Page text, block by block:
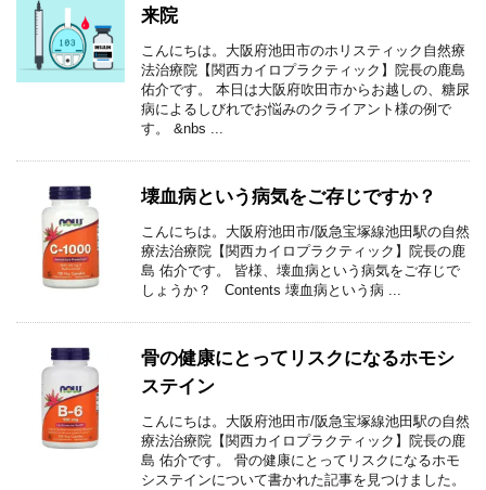
来院
こんにちは。大阪府池田市のホリスティック自然療
法治療院【関西カイロプラクティック】院長の鹿島
佑介です。 本日は大阪府吹田市からお越しの、糖尿
病によるしびれでお悩みのクライアント様の例で
す。 &nbs ...
壊血病という病気をご存じですか？
こんにちは。大阪府池田市/阪急宝塚線池田駅の自然
療法治療院【関西カイロプラクティック】院長の鹿
島 佑介です。 皆様、壊血病という病気をご存じで
しょうか？ Contents 壊血病という病 ...
骨の健康にとってリスクになるホモシ
ステイン
こんにちは。大阪府池田市/阪急宝塚線池田駅の自然
療法治療院【関西カイロプラクティック】院長の鹿
島 佑介です。 骨の健康にとってリスクになるホモ
システインについて書かれた記事を見つけました。